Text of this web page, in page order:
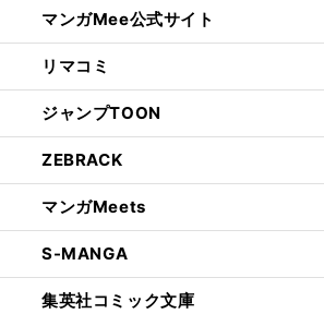
マンガMee公式サイト
リマコミ
ジャンプTOON
ZEBRACK
マンガMeets
S-MANGA
集英社コミック文庫